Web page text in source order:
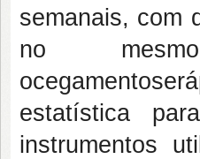
semanais, com
no mesmo
estatística
instrumentos